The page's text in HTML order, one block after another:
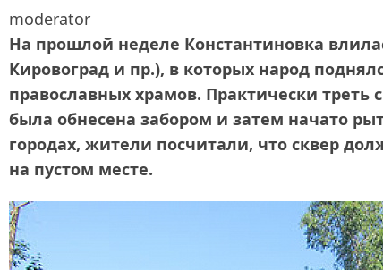
moderator
На прошлой неделе Константиновка
Кировоград и пр.), в которых народ
православных храмов. Практически треть
была обнесена забором и затем начато
городах, жители посчитали, что сквер
на пустом месте.